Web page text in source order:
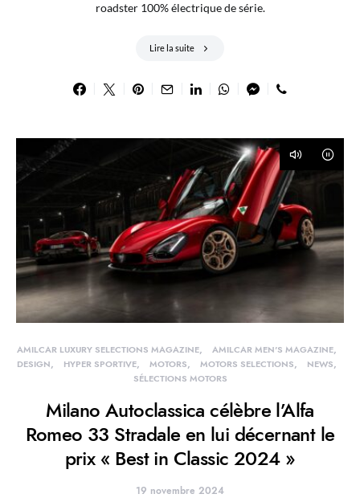
roadster 100% électrique de série.
Lire la suite
AMILCAR LUXURY SELECTIONS MAGAZINE
AMILCAR MEN'S MAGAZINE
DESIGN
HYPER SPORTIVE MOTORS MOTORS SELECTIONS
NEWS
SÉLECTIONS MOTORS
Milano Autoclassica célèbre l’Alfa
Romeo 33 Stradale en lui décernant le
prix « Best in Classic 2024 »
19 novembre 2024